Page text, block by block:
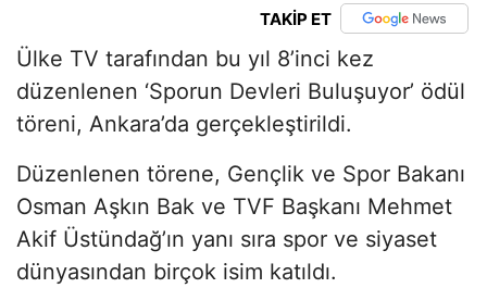
TAKİP ET
Ülke TV tarafından bu yıl 8’inci kez
düzenlenen ‘Sporun Devleri Buluşuyor’ ödül
töreni, Ankara’da gerçekleştirildi.
Düzenlenen törene, Gençlik ve Spor Bakanı
Osman Aşkın Bak ve TVF Başkanı Mehmet
Akif Üstündağ’ın yanı sıra spor ve siyaset
dünyasından birçok isim katıldı.